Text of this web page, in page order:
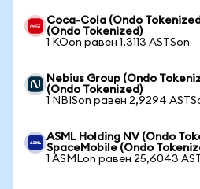
Coca-Cola (Ondo
(Ondo Tokenized)
1 KOon равен 1,3113 ASTSon
Nebius Group (Ondo
(Ondo Tokenized)
1 NBISon равен 2,9294
ASML Holding NV (Ondo
SpaceMobile (Ondo
1 ASMLon равен 25,6043